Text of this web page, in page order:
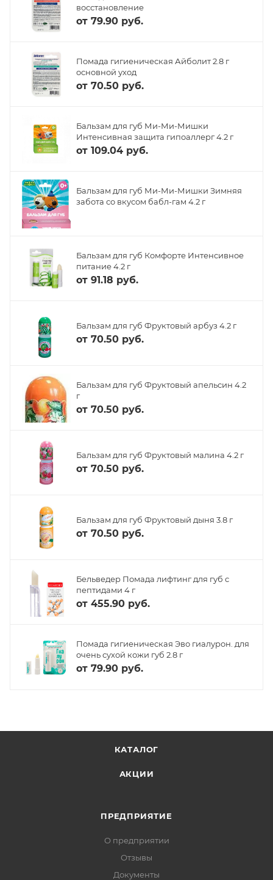
восстановление
от 79.90 руб.
Помада гигиеническая Айболит 2.8 г
основной уход
от 70.50 руб.
Бальзам для губ Ми-Ми-Мишки
Интенсивная защита гипоаллерг 4.2 г
от 109.04 руб.
Бальзам для губ Ми-Ми-Мишки Зимняя
забота со вкусом бабл-гам 4.2 г
Бальзам для губ Комфорте Интенсивное
питание 4.2 г
от 91.18 руб.
Бальзам для губ Фруктовый арбуз 4.2 г
от 70.50 руб.
Бальзам для губ Фруктовый апельсин 4.2
г
от 70.50 руб.
Бальзам для губ Фруктовый малина 4.2 г
от 70.50 руб.
Бальзам для губ Фруктовый дыня 3.8 г
от 70.50 руб.
Бельведер Помада лифтинг для губ с
пептидами 4 г
от 455.90 руб.
Помада гигиеническая Эво гиалурон. для
очень сухой кожи губ 2.8 г
от 79.90 руб.
КАТАЛОГ
АКЦИИ
ПРЕДПРИЯТИЕ
О предприятии
Отзывы
Документы